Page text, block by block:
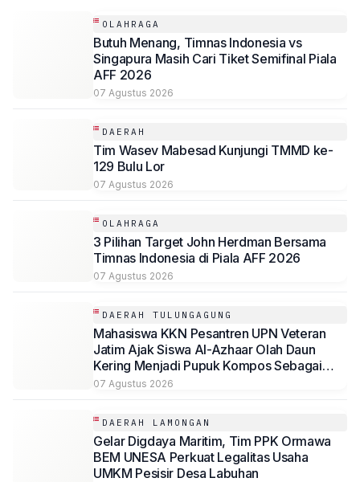
OLAHRAGA
Butuh Menang, Timnas Indonesia vs
Singapura Masih Cari Tiket Semifinal Piala
AFF 2026
07 Agustus 2026
DAERAH
Tim Wasev Mabesad Kunjungi TMMD ke-
129 Bulu Lor
07 Agustus 2026
OLAHRAGA
3 Pilihan Target John Herdman Bersama
Timnas Indonesia di Piala AFF 2026
07 Agustus 2026
DAERAH TULUNGAGUNG
Mahasiswa KKN Pesantren UPN Veteran
Jatim Ajak Siswa Al-Azhaar Olah Daun
Kering Menjadi Pupuk Kompos Sebagai
Solusi Ramah Lingkungan
07 Agustus 2026
DAERAH LAMONGAN
Gelar Digdaya Maritim, Tim PPK Ormawa
BEM UNESA Perkuat Legalitas Usaha
UMKM Pesisir Desa Labuhan